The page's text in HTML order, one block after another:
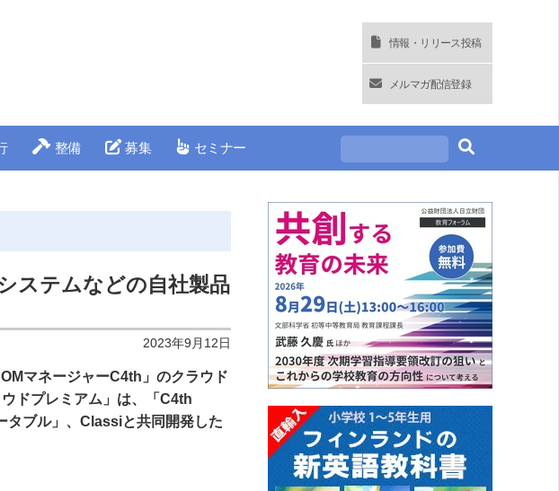
情報・リリース投稿
メルマガ配信登録
整備 募集 セミナー
ステムなどの自社製品
2023年9月12日
マネージャーC4th」のクラウド
ドプレミアム」は、「C4th
ブル」、Classiと共同開発した